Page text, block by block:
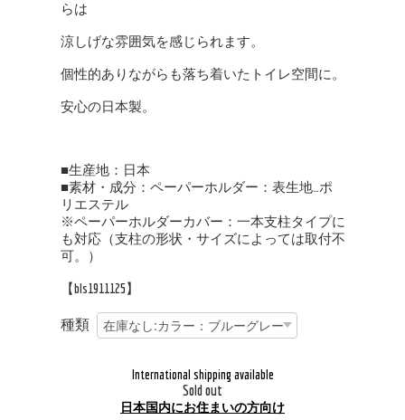
らは
涼しげな雰囲気を感じられます。
個性的ありながらも落ち着いたトイレ空間に。
安心の日本製。
■生産地：日本
■素材・成分：ペーパーホルダー：表生地…ポ
リエステル
※ペーパーホルダーカバー：一本支柱タイプに
も対応（支柱の形状・サイズによっては取付不
可。）
【bls1911125】
種類
International shipping available
Sold out
日本国内にお住まいの方向け